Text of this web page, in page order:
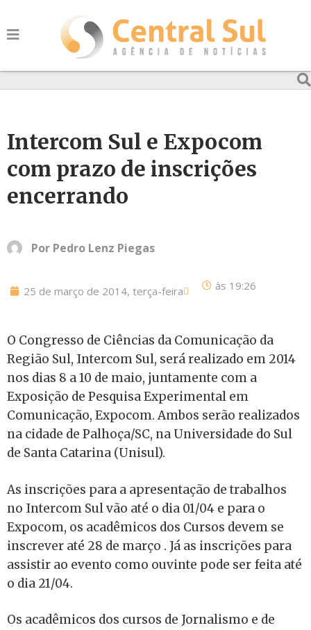
Intercom Sul e Expocom
com prazo de inscrições
encerrando
Por Pedro Lenz Piegas
25 de março de 2014, terça-feira às 19:26
O Congresso de Ciências da Comunicação da
Região Sul, Intercom Sul, será realizado em 2014
nos dias 8 a 10 de maio, juntamente com a
Exposição de Pesquisa Experimental em
Comunicação, Expocom. Ambos serão realizados
na cidade de Palhoça/SC, na Universidade do Sul
de Santa Catarina (Unisul).
As inscrições para a apresentação de trabalhos
no Intercom Sul vão até o dia 01/04 e para o
Expocom, os acadêmicos dos Cursos devem se
inscrever até 28 de março . Já as inscrições para
assistir ao evento como ouvinte pode ser feita até
o dia 21/04.
Os acadêmicos dos cursos de Jornalismo e de